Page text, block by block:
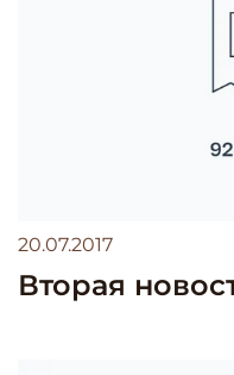
20.07.2017
Вторая